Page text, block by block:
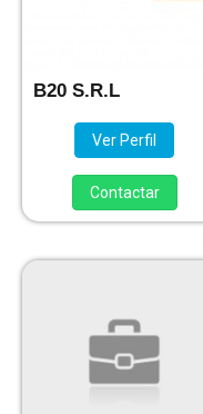
B20 S.R.L
Ver Perfil
Contactar